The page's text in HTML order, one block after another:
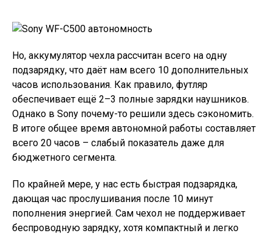
Но, аккумулятор чехла рассчитан всего на одну
подзарядку, что даёт нам всего 10 дополнительных
часов использования. Как правило, футляр
обеспечивает ещё 2–3 полные зарядки наушников.
Однако в Sony почему-то решили здесь сэкономить.
В итоге общее время автономной работы составляет
всего 20 часов – слабый показатель даже для
бюджетного сегмента.
По крайней мере, у нас есть быстрая подзарядка,
дающая час прослушивания после 10 минут
пополнения энергией. Сам чехол не поддерживает
беспроводную зарядку, хотя компактный и легко